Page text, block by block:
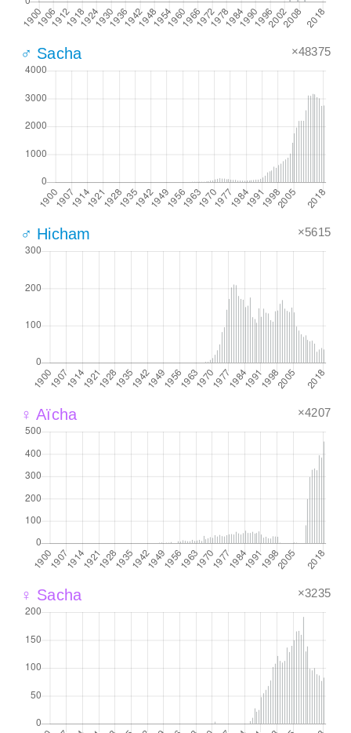
♂ Sacha ×48375
♂ Hicham ×5615
♀ Aïcha ×4207
♀ Sacha ×3235